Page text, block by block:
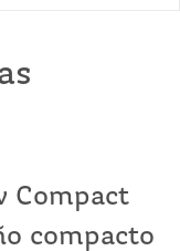
Compact
compacto